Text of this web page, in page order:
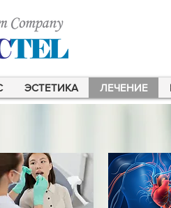
ЭСТЕТИКА ЛЕЧЕНИЕ